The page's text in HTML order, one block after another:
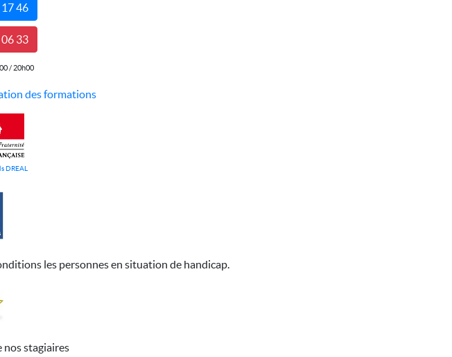
46
33
/ 20h00
des formations
DREAL
les personnes en situation de handicap.
nos stagiaires